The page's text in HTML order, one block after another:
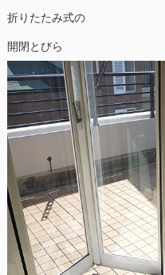
折りたたみ式の
開閉とびら